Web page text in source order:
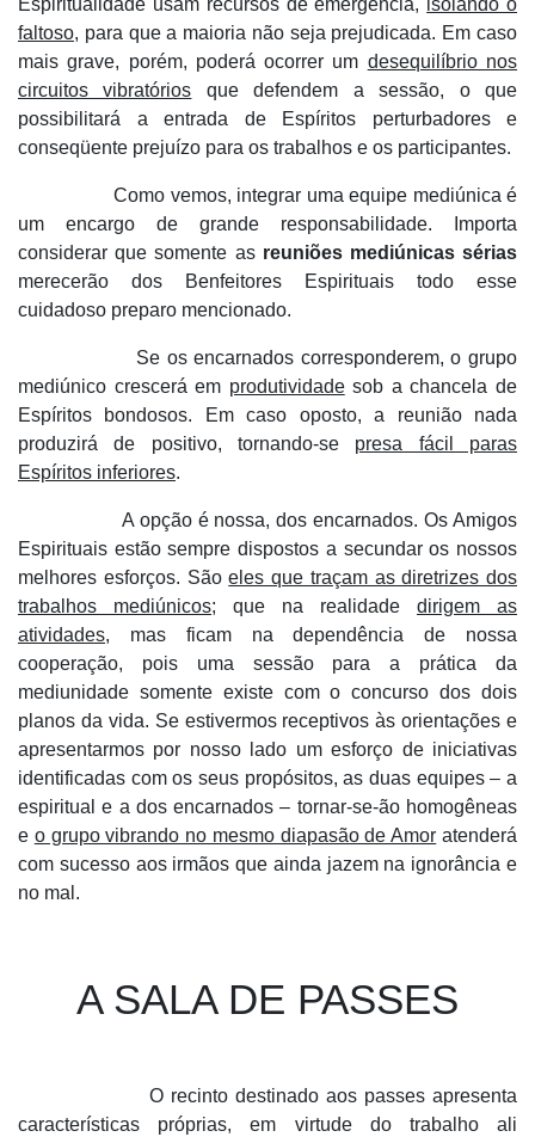
Espiritualidade usam recursos de emergência,
isolando o
faltoso, para que a maioria não seja prejudicada. Em caso
mais grave, porém, poderá ocorrer um desequilíbrio nos
circuitos vibratórios que defendem a sessão, o que
possibilitará a entrada de Espíritos perturbadores e
conseqüente prejuízo para os trabalhos e os participantes.
Como vemos, integrar uma equipe mediúnica é
um encargo de grande responsabilidade. Importa
considerar que somente as reuniões mediúnicas sérias
merecerão dos Benfeitores Espirituais todo esse
cuidadoso preparo mencionado.
Se os encarnados corresponderem, o grupo
mediúnico crescerá em produtividadesob a chancela de
Espíritos bondosos. Em caso oposto, a reunião nada
produzirá de positivo, tornando-se presa fácil paras
Espíritos inferiores.
A opção é nossa, dos encarnados. Os Amigos
Espirituais estão sempre dispostos a secundar os nossos
melhores esforços. Sãoeles que traçam as diretrizes dos
trabalhos mediúnicos; que na realidade dirigem as
atividades, mas ficam na dependência de nossa
cooperação, pois uma sessão para a prática da
mediunidade somente existe com o concurso dos dois
planos da vida. Se estivermos receptivos às orientações e
apresentarmos por nosso lado um esforço de iniciativas
identificadas com os seus propósitos, as duas equipes – a
espiritual e a dos encarnados – tornar-se-ão homogêneas
e o grupo vibrando no mesmo diapasão de Amor atenderá
com sucesso aos irmãos que ainda jazem na ignorância e
no mal.
A SALA DE PASSES
O recinto destinado aos passes apresenta
características próprias, em virtude do trabalho ali